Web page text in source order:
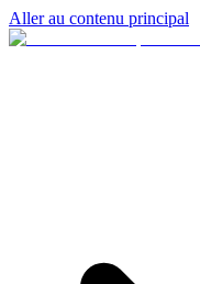
Aller au contenu principal